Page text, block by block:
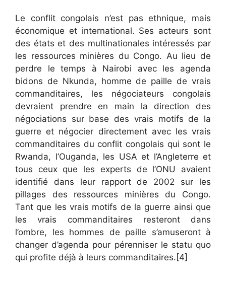
Le conflit congolais n’est pas ethnique, mais
économique et international. Ses acteurs sont
des états et des multinationales intéressés par
les ressources minières du Congo. Au lieu de
perdre le temps à Nairobi avec les agenda
bidons de Nkunda, homme de paille de vrais
commanditaires, les négociateurs congolais
devraient prendre en main la direction des
négociations sur base des vrais motifs de la
guerre et négocier directement avec les vrais
commanditaires du conflit congolais qui sont le
Rwanda, l’Ouganda, les USA et l’Angleterre et
tous ceux que les experts de l’ONU avaient
identifié dans leur rapport de 2002 sur les
pillages des ressources minières du Congo.
Tant que les vrais motifs de la guerre ainsi que
les vrais commanditaires resteront dans
l’ombre, les hommes de paille s’amuseront à
changer d’agenda pour pérenniser le statu quo
qui profite déjà à leurs commanditaires.[4]